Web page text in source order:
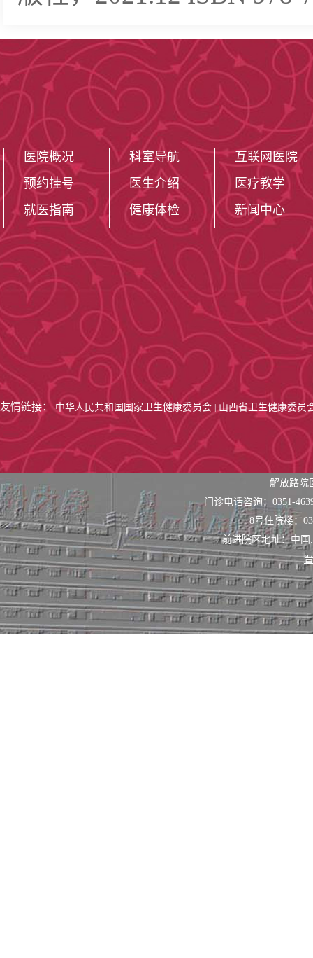
医院概况
预约挂号
就医指南
科室导航
医生介绍
健康体检
互联网医院
医疗教学
新闻中心
友情链接：中华人民共和国国家卫生健康委员会 山西省卫生健康委员
解放路
门诊电话咨询：0351-
8号住院楼：
前进院区地址：中